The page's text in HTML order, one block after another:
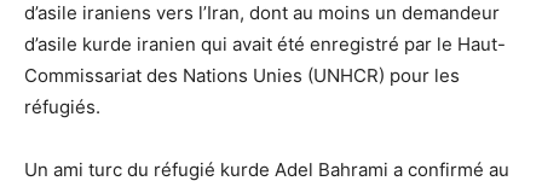
d’asile iraniens vers l’Iran, dont au moins un demandeur
d’asile kurde iranien qui avait été enregistré par le Haut-
Commissariat des Nations Unies (UNHCR) pour les
réfugiés.
Un ami turc du réfugié kurde Adel Bahrami a confirmé au